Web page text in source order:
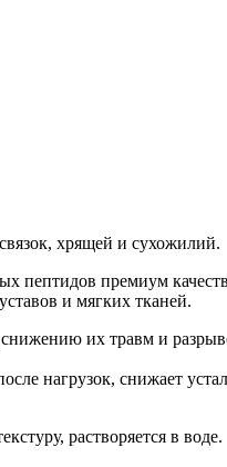
хрящей и сухожилий.
пептидов премиум
и мягких тканей.
их травм и
нагрузок, снижает
растворяется в воде.